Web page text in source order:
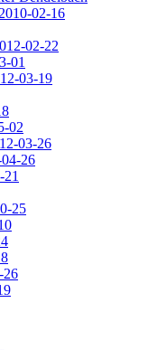
02-16
02-22
01
03-19
02
03-26
26
25
26